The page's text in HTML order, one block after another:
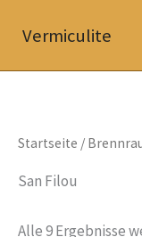
InhaltVermiculite
Startseite /
San Filou
Alle 9 Ergebnisse